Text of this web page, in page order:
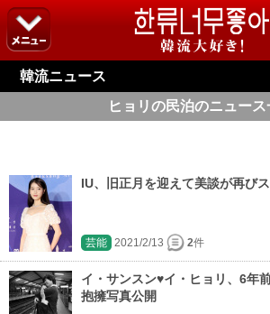
韓流ニュース
ヒョリの民泊のニュース
IU、旧正月を迎えて美談が再び
芸能 2021/2/13 2件
イ・サンスン♥イ・ヒョリ、6年
抱擁写真公開